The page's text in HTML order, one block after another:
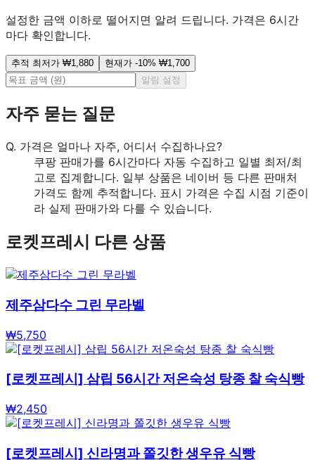
설정한 금액 이하로 떨어지면 알려 드립니다. 가격은 6시간
마다 확인합니다.
추적 최저가 ₩1,880
현재가 -10% ₩1,700
알림 설정
자주 묻는 질문
Q. 가격은 얼마나 자주, 어디서 수집하나요?
쿠팡 판매가를 6시간마다 자동 수집하고 일별 최저/최
고로 집계합니다. 일부 상품은 네이버 등 다른 판매처
가격도 함께 추적합니다. 표시 가격은 수집 시점 기준이
라 실제 판매가와 다를 수 있습니다.
로켓프레시 다른 상품
제주삼다수 그린 무라벨
₩5,750
[로켓프레시] 삼립 56시간 저온숙성 탕종 찰 숙식빵
₩2,450
[로켓프레시] 신라명과 쫄깃한 생우유 식빵